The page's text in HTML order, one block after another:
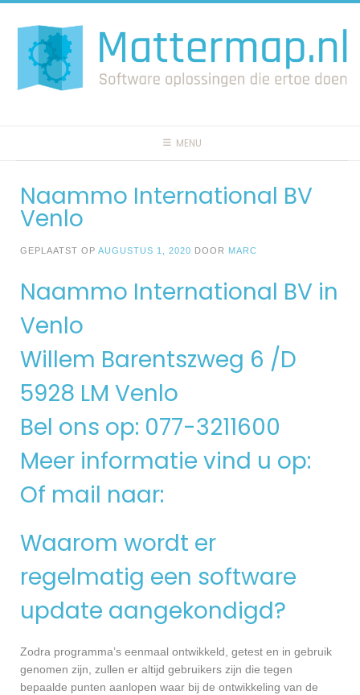
naar
inhoud
MENU
Naammo International BV
Venlo
GEPLAATST OP AUGUSTUS 1, 2020 DOOR MARC
Naammo International BV in
Venlo
Willem Barentszweg 6 /D
5928 LM Venlo
Bel ons op: 077-3211600
Meer informatie vind u op:
Of mail naar:
Waarom wordt er
regelmatig een software
update aangekondigd?
Zodra programma’s eenmaal ontwikkeld, getest en in gebruik
genomen zijn, zullen er altijd gebruikers zijn die tegen
bepaalde punten aanlopen waar bij de ontwikkeling van de